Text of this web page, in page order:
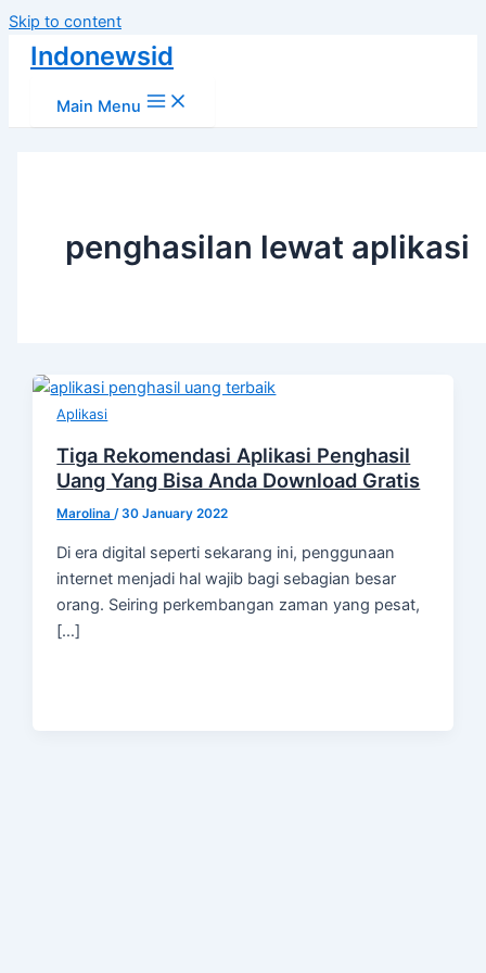
Skip to content
Indonewsid
Main Menu
penghasilan lewat aplikasi
Aplikasi
Tiga Rekomendasi Aplikasi Penghasil
Uang Yang Bisa Anda Download Gratis
Marolina/30 January 2022
Di era digital seperti sekarang ini, penggunaan
internet menjadi hal wajib bagi sebagian besar
orang. Seiring perkembangan zaman yang pesat,
[…]